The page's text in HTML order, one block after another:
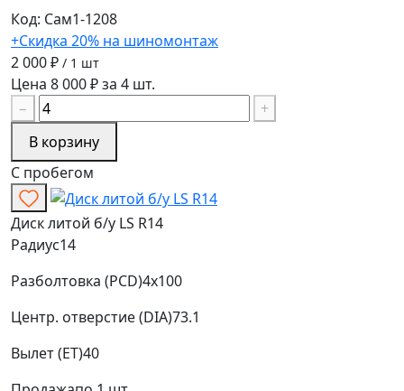
Код: Сам1-1208
+Скидка 20% на шиномонтаж
2 000 ₽ / 1 шт
Цена 8 000 ₽ за 4 шт.
−
+
В корзину
С пробегом
Диск литой б/у LS R14
Радиус14
Разболтовка (PCD)4x100
Центр. отверстие (DIA)73.1
Вылет (ET)40